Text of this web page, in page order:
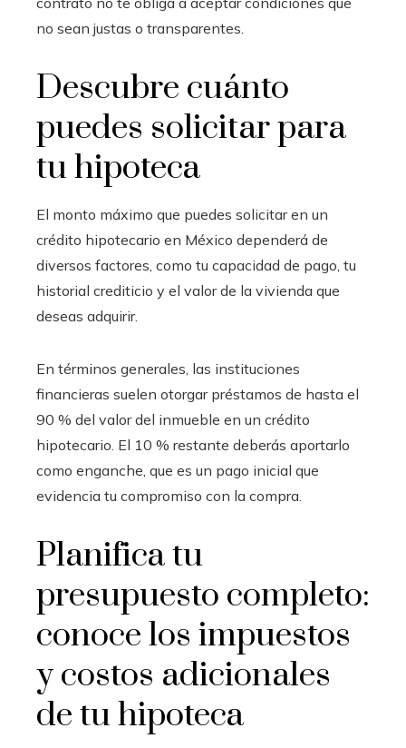
no sean justas o transparentes.
Descubre cuánto
puedes solicitar para
tu hipoteca
El monto máximo que puedes solicitar en un
crédito hipotecario en México dependerá de
diversos factores, como tu capacidad de pago, tu
historial crediticio y el valor de la vivienda que
deseas adquirir.
En términos generales, las instituciones
financieras suelen otorgar préstamos de hasta el
90 % del valor del inmueble en un crédito
hipotecario. El 10 % restante deberás aportarlo
como enganche, que es un pago inicial que
evidencia tu compromiso con la compra.
Planifica tu
presupuesto completo:
conoce los impuestos
y costos adicionales
de tu hipoteca